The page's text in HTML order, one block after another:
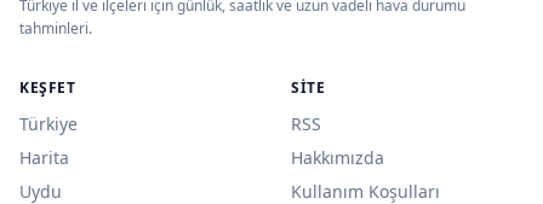
Türkiye il ve ilçeleri için günlük, saatlik ve uzun vadeli hava durumu
tahminleri.
KEŞFET
Türkiye
Harita
Uydu
SITE
RSS
Hakkımızda
Kullanım Koşulları